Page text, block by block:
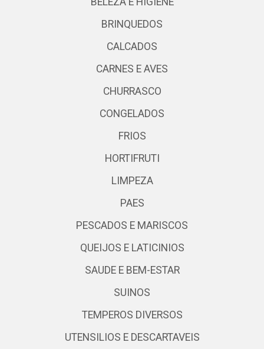
BRINQUEDOS
CALCADOS
CARNES E AVES
CHURRASCO
CONGELADOS
FRIOS
HORTIFRUTI
LIMPEZA
PAES
PESCADOS E MARISCOS
QUEIJOS E LATICINIOS
SAUDE E BEM-ESTAR
SUINOS
TEMPEROS DIVERSOS
UTENSILIOS E DESCARTAVEIS